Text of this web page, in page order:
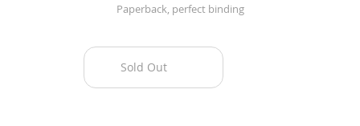
Paperback, perfect binding
Sold Out